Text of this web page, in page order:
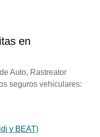
en
Auto, Rastreator
seguros vehiculares:
y BEAT)